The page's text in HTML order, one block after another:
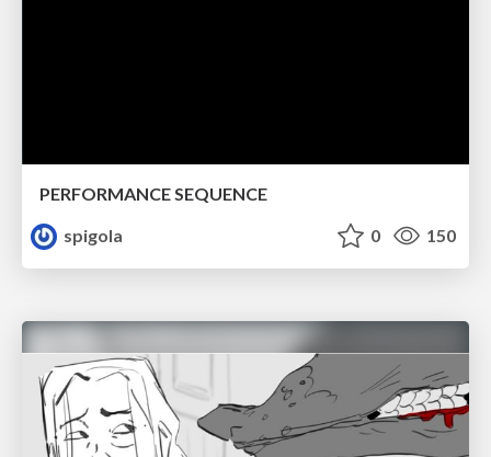
PERFORMANCE SEQUENCE
spigola
0 150